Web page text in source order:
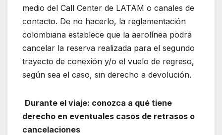
medio del Call Center de LATAM o canales de
contacto. De no hacerlo, la reglamentación
colombiana establece que la aerolínea podrá
cancelar la reserva realizada para el segundo
trayecto de conexión y/o el vuelo de regreso,
según sea el caso, sin derecho a devolución.
Durante el viaje: conozca a qué tiene
derecho en eventuales casos de retrasos o
cancelaciones